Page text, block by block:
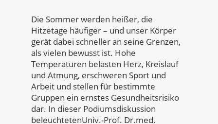
Die Sommer werden heißer, die
Hitzetage häufiger – und unser Körper
gerät dabei schneller an seine Grenzen,
als vielen bewusst ist. Hohe
Temperaturen belasten Herz, Kreislauf
und Atmung, erschweren Sport und
Arbeit und stellen für bestimmte
Gruppen ein ernstes Gesundheitsrisiko
dar. In dieser Podiumsdiskussion
beleuchtetenUniv.-Prof. Dr.med.